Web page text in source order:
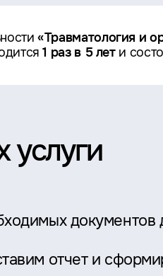
«Травматология и
1 раз в 5 лети
услуги
отчет и